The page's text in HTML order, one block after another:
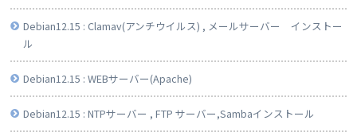
Debian12.15 : Clamav(アンチウイルス) , メールサーバー インストー
ル
Debian12.15 : WEBサーバー(Apache)
Debian12.15 : NTPサーバー , FTP サーバー,Sambaインストール